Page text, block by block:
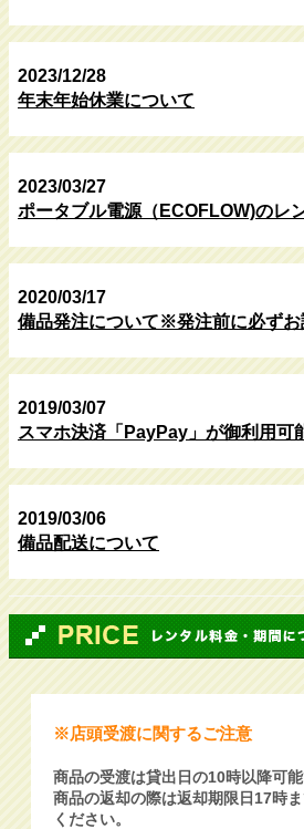
2023/12/28
年末年始休業について
2023/03/27
ポータブル電源（ECOFLOW)のレ
2020/03/17
備品発注について※発注前に必ずお
2019/03/07
スマホ決済「PayPay」が御利用可
2019/03/06
備品配送について
※店頭受渡に関するご注意
商品の受渡は貸出日の10時以降可能
商品の返却の際は返却期限日17時
ください。